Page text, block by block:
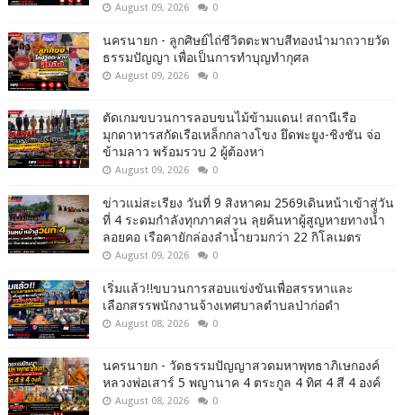
August 09, 2026 0
นครนายก - ลูกศิษย์ไถ่ชีวิตตะพาบสีทองนำมาถวายวัด
ธรรมปัญญา เพื่อเป็นการทำบุญทำกุศล
August 09, 2026 0
ตัดเกมขบวนการลอบขนไม้ข้ามแดน! สถานีเรือ
มุกดาหารสกัดเรือเหล็กกลางโขง ยึดพะยูง-ชิงชัน จ่อ
ข้ามลาว พร้อมรวบ 2 ผู้ต้องหา
August 09, 2026 0
ข่าวแม่สะเรียง วันที่ 9 สิงหาคม 2569เดินหน้าเข้าสู่วัน
ที่ 4 ระดมกำลังทุกภาคส่วน ลุยค้นหาผู้สูญหายทางน้ำ
ลอยคอ เรือคายักล่องลำน้ำยวมกว่า 22 กิโลเมตร
August 09, 2026 0
เริ่มแล้ว!!ขบวนการสอบแข่งขันเพื่อสรรหาและ
เลือกสรรพนักงานจ้างเทศบาลตำบลป่าก่อดำ
August 08, 2026 0
นครนายก - วัดธรรมปัญญาสวดมหาพุทธาภิเษกองค์
หลวงพ่อเสาร์ 5 พญานาค 4 ตระกูล 4 ทิศ 4 สี 4 องค์
August 08, 2026 0